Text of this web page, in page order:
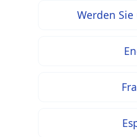
Werden